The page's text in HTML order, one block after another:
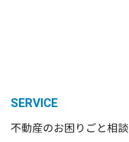
SERVICE
不動産のお困りごと相談